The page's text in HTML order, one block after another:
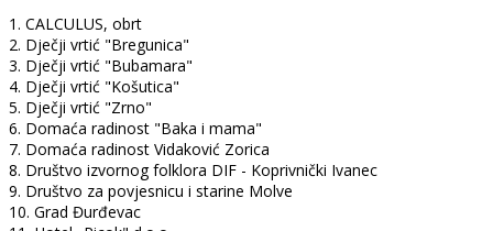
1. CALCULUS, obrt
2. Dječji vrtić "Bregunica"
3. Dječji vrtić "Bubamara"
4. Dječji vrtić "Košutica"
5. Dječji vrtić "Zrno"
6. Domaća radinost "Baka i mama"
7. Domaća radinost Vidaković Zorica
8. Društvo izvornog folklora DIF - Koprivnički Ivanec
9. Društvo za povjesnicu i starine Molve
10. Grad Đurđevac